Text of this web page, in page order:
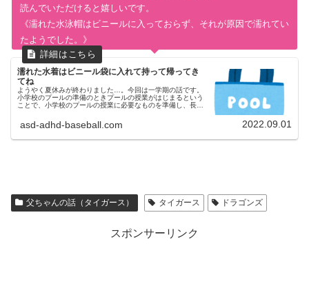
読んでいただけると嬉しいです。
《濡れた水泳帽はビニールに入っておらず、それが原因で濡れてい
たようでした。》
濡れた水着はビニール袋に入れて持って帰ってき
てね
ようやく夏休みが終わりました…。今回は一学期の話です。
小学校のプールの準備のときプールの授業がはじまるという
ことで、小学校のプールの授業に必要なものを準備し、長男
から、濡れた水着を入れる...
asd-adhd-baseball.com 2022.09.01
父ちゃんの話（タイガース） タイガース ドラゴンズ
スポンサーリンク